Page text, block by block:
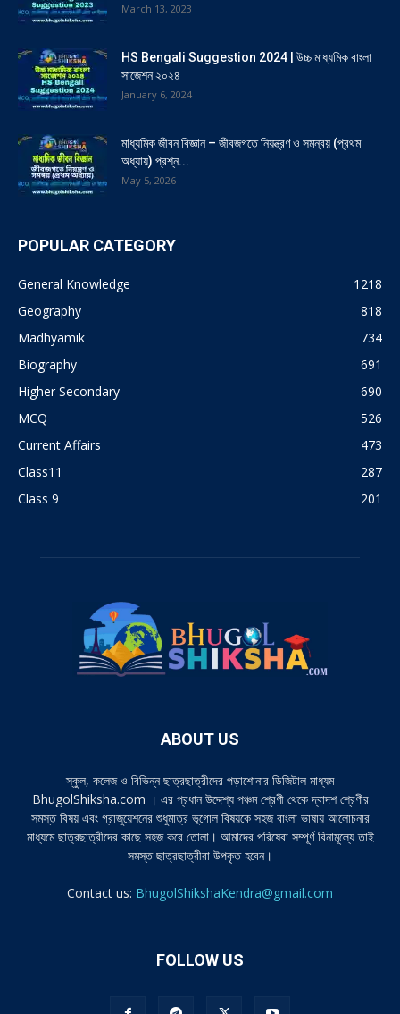
March 13, 2023
HS Bengali Suggestion 2024 | উচ্চ মাধ্যমিক বাংলা
সাজেশন ২০২৪
January 6, 2024
মাধ্যমিক জীবন বিজ্ঞান – জীবজগতে নিয়ন্ত্রণ ও সমন্বয় (প্রথম
অধ্যায়) প্রশ্ন...
May 5, 2026
POPULAR CATEGORY
General Knowledge
1218
Geography
818
Madhyamik
734
Biography
691
Higher Secondary
690
MCQ
526
Current Affairs
473
Class11
287
Class 9
201
ABOUT US
স্কুল, কলেজ ও বিভিন্ন ছাত্রছাত্রীদের পড়াশোনার ডিজিটাল মাধ্যম
BhugolShiksha.com । এর প্রধান উদ্দেশ্য পঞ্চম শ্রেণী থেকে দ্বাদশ শ্রেণীর
সমস্ত বিষয় এবং গ্রাজুয়েশনের শুধুমাত্র ভূগোল বিষয়কে সহজ বাংলা ভাষায় আলোচনার
মাধ্যমে ছাত্রছাত্রীদের কাছে সহজ করে তোলা। আমাদের পরিষেবা সম্পূর্ণ বিনামূল্যে তাই
সমস্ত ছাত্রছাত্রীরা উপকৃত হবেন।
Contact us: BhugolShikshaKendra@gmail.com
FOLLOW US